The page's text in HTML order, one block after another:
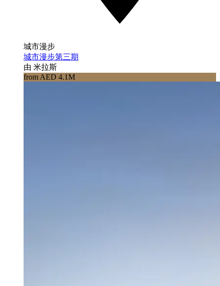
城市漫步
城市漫步第三期
由 米拉斯
from AED 4.1M